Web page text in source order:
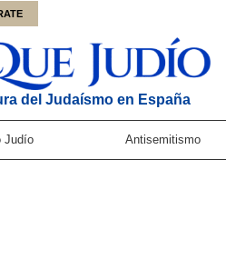
del Judaísmo en España
Judío Antisemitismo